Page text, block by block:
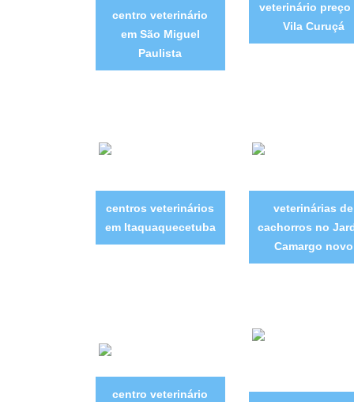
centro veterinário
em São Miguel
Paulista
veterinário preço
Vila Curuçá
centros veterinários
em Itaquaquecetuba
veterinárias de
cachorros no
Camargo novo
centro veterinário